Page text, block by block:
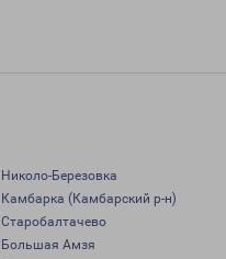
Николо-Березовка
Камбарка (Камбарский р-н)
Старобалтачево
Большая Амзя